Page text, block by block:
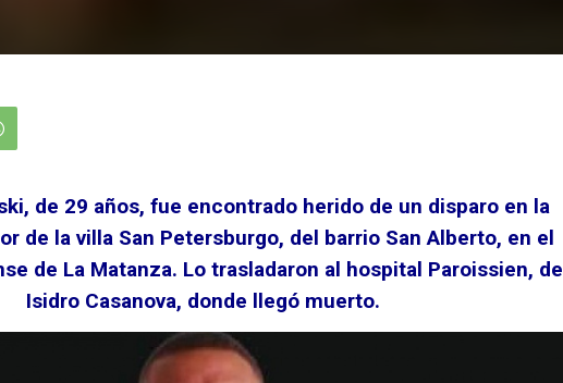
de 29 años, fue encontrado herido de un disparo en la
de la villa San Petersburgo, del barrio San Alberto, en el
de La Matanza. Lo trasladaron al hospital Paroissien, de
Isidro Casanova, donde llegó muerto.